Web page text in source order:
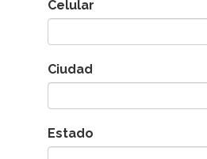
Celular
Ciudad
Estado